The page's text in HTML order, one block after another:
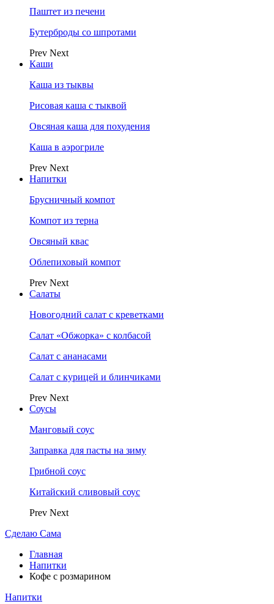
Паштет из печени
Бутерброды со шпротами
Prev Next
Каши
Каша из тыквы
Рисовая каша с тыквой
Овсяная каша для похудения
Каша в аэрогриле
Prev Next
Напитки
Брусничный компот
Компот из терна
Овсяный квас
Облепиховый компот
Prev Next
Салаты
Новогодний салат с креветками
Салат «Обжорка» с колбасой
Салат с ананасами
Салат с курицей и блинчиками
Prev Next
Соусы
Манговый соус
Заправка для пасты на зиму
Грибной соус
Китайский сливовый соус
Prev Next
Сделаю Сама
Главная
Напитки
Кофе с розмарином
Напитки